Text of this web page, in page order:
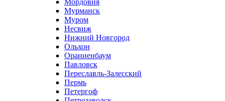
Мордовия
Мурманск
Муром
Несвиж
Нижний Новгород
Ольхон
Ораниенбаум
Павловск
Переславль-Залесский
Пермь
Петергоф